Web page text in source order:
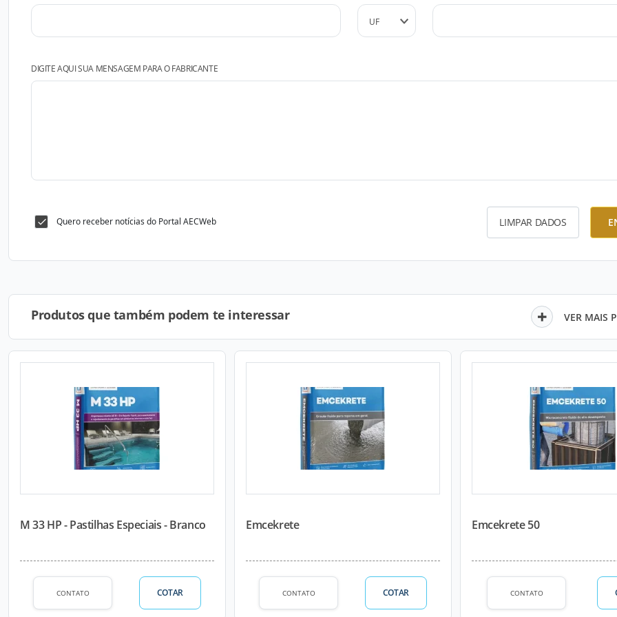
DIGITE AQUI SUA MENSAGEM PARA O FABRICANTE
Quero receber notícias do Portal AECWeb LIMPAR DADOS
Produtos que também podem te interessar VER MAIS
M 33 HP - Pastilhas Especiais - Branco
CONTATO COTAR
Emcekrete
CONTATO COTAR
Emcekrete 50
CONTATO